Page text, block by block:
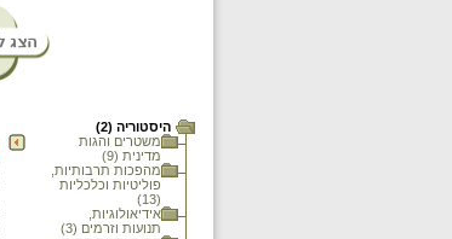
היסטוריה (2)
משטרים והגות
מדינית (9)
מהפכות תרבותיות,
פוליטיות וכלכליות
(13)
אידיאולוגיות,
תנועות וזרמים (3)